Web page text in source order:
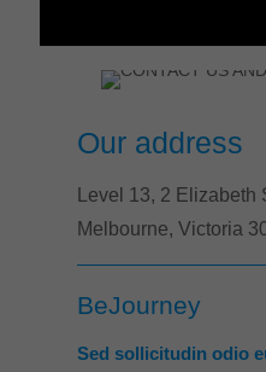
Our address
Level 13, 2 Elizabeth
Melbourne, Victoria
BeJourney
Sed sollicitudin odio